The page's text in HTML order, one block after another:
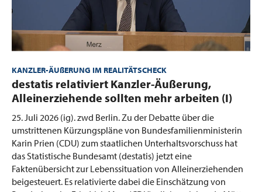
KANZLER-ÄUßERUNG IM REALITÄTSCHECK
:destatis relativiert Kanzler-Äußerung,
Alleinerziehende sollten mehr arbeiten (I)
25. Juli 2026 (ig).zwd Berlin. Zu der Debatte über die
umstrittenen Kürzungspläne von Bundesfamilienministerin
Karin Prien (CDU) zum staatlichen Unterhaltsvorschuss hat
das Statistische Bundesamt (destatis) jetzt eine
Faktenübersicht zur Lebenssituation von Alleinerziehenden
beigesteuert. Es relativierte dabei die Einschätzung von